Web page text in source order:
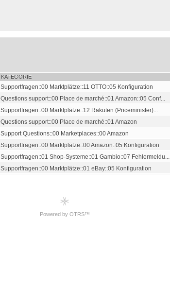
KATEGORIE
Supportfragen::00 Marktplätze::11 OTTO::05 Konfiguration
Questions support::00 Place de marché::01 Amazon::05 Conf...
Supportfragen::00 Marktplätze::12 Rakuten (Priceminister)...
Questions support::00 Place de marché::01 Amazon
Support Questions::00 Marketplaces::00 Amazon
Supportfragen::00 Marktplätze::00 Amazon::05 Konfiguration
Supportfragen::01 Shop-Systeme::01 Gambio::07 Fehlermeldu...
Supportfragen::00 Marktplätze::01 eBay::05 Konfiguration
Powered by OTRS™